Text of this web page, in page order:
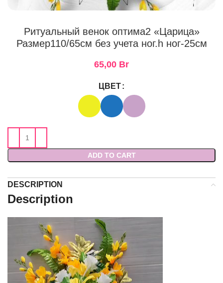
Ритуальный венок оптима2 «Царица»
Размер110/65см без учета ног.h ног-25см
65,00 Br
ЦВЕТ
ADD TO CART
DESCRIPTION
Description